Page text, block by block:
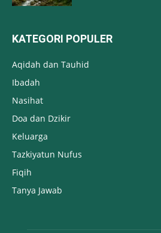
KATEGORI POPULER
Aqidah dan Tauhid
Ibadah
Nasihat
Doa dan Dzikir
Keluarga
Tazkiyatun Nufus
Fiqih
Tanya Jawab